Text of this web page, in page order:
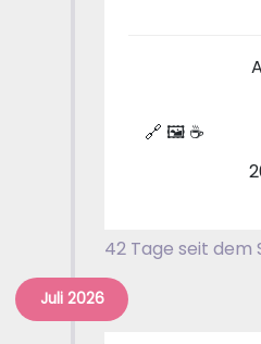
🔗 🖼 ☕
42 Tage seit
Juli 2026